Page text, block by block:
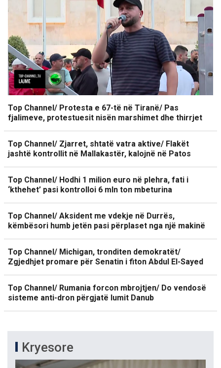
Top Channel/ Protesta e 67-të në Tiranë/ Pas
fjalimeve, protestuesit nisën marshimet dhe thirrjet
Top Channel/ Zjarret, shtatë vatra aktive/ Flakët
jashtë kontrollit në Mallakastër, kalojnë në Patos
Top Channel/ Hodhi 1 milion euro në plehra, fati i
‘kthehet’ pasi kontrolloi 6 mln ton mbeturina
Top Channel/ Aksident me vdekje në Durrës,
këmbësori humb jetën pasi përplaset nga një makinë
Top Channel/ Michigan, tronditen demokratët/
Zgjedhjet promare për Senatin i fiton Abdul El-Sayed
Top Channel/ Rumania forcon mbrojtjen/ Do vendosë
sisteme anti-dron përgjatë lumit Danub
Kryesore